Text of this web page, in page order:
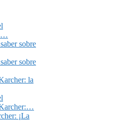
sobre
sobre
la
¡La